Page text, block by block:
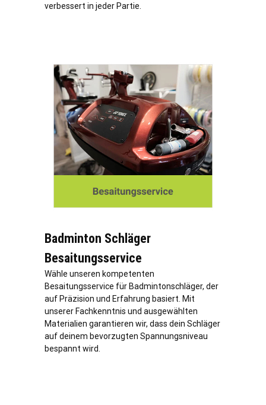
verbessert in jeder Partie.
Badminton Schläger
Besaitungsservice
Wähle unseren kompetenten
Besaitungsservice für Badmintonschläger, der
auf Präzision und Erfahrung basiert. Mit
unserer Fachkenntnis und ausgewählten
Materialien garantieren wir, dass dein Schläger
auf deinem bevorzugten Spannungsniveau
bespannt wird.